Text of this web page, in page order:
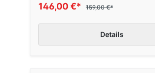
146,00 €* 159,00 €*
Details